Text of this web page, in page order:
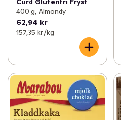
Curd Glutenfri Fryst
400 g, Almondy
62,94 kr
157,35 kr /kg